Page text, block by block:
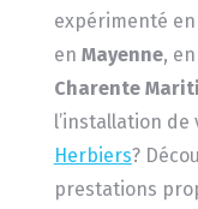
expérimenté en
en Mayenne, en
Charente
l’installation de
Herbiers?
prestations